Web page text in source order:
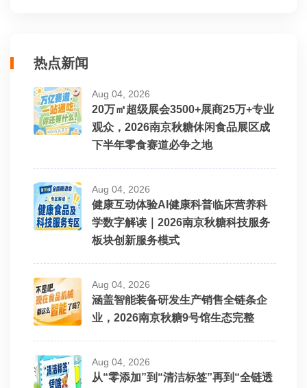
热点新闻
Aug 04, 2026
20万㎡超级展会3500+展商25万+专业
观众，2026南京秋糖休闲食品展区成
下半年零食赛道必争之地
Aug 04, 2026
健康互动体验AI健康科普临床营养科
学数字解读｜2026南京秋糖科技服务
板块创新服务模式
Aug 04, 2026
涵盖智能装备研发生产销售全链条企
业，2026南京秋糖9号馆生态完整
Aug 04, 2026
从“零添加”到“清洁标签”再到“全链透